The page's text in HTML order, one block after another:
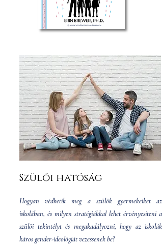
Szülői hatóság
Hogyan védhetik meg a szülők gyermekeiket az
iskolában, és milyen stratégiákkal lehet érvényesíteni a
szülői tekintélyt és megakadályozni, hogy az iskolák
káros gender-ideológiát vezessenek be?